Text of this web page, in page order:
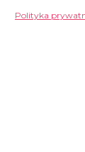
Polityka
działania